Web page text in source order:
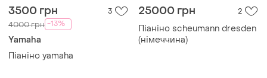
3500 грн 3
4000 грн -13%
Yamaha
Піаніно yamaha
25000 грн 2
Піаніно scheumann dresden
(німеччина)